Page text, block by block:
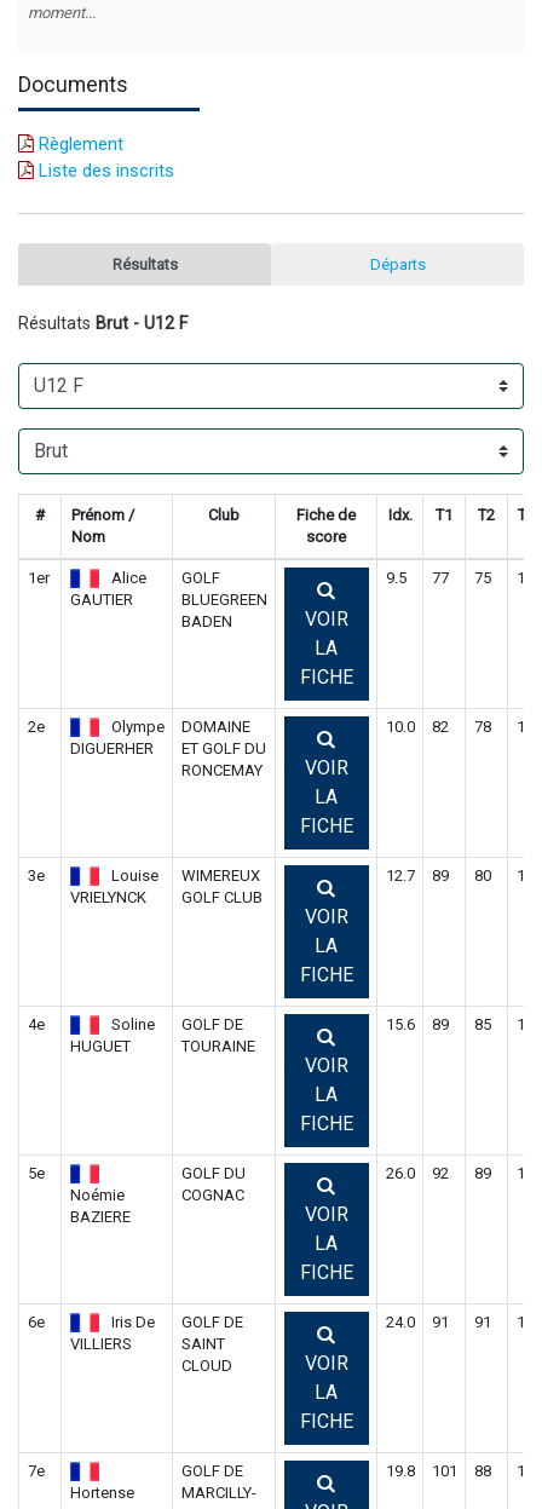
moment...
Documents
Règlement
Liste des inscrits
Résultats Départs
Résultats Brut - U12 F
#
Prénom /
Nom
Club
Fiche de
score
Idx. T1 T2
1er
Alice
GAUTIER
GOLF
BLUEGREEN
BADEN
VOIR
LA
FICHE
9.5 77 75 152
2e
Olympe
DIGUERHER
DOMAINE
ET GOLF DU
RONCEMAY
VOIR
LA
FICHE
10.0 82 78 160
3e
Louise
VRIELYNCK
WIMEREUX
GOLF CLUB
VOIR
LA
FICHE
12.7 89 80 169
4e
Soline
HUGUET
GOLF DE
TOURAINE
VOIR
LA
FICHE
15.6 89 85 174
5e
Noémie
BAZIERE
GOLF DU
COGNAC
VOIR
LA
FICHE
26.0 92 89 181
6e
Iris De
VILLIERS
GOLF DE
SAINT
CLOUD
VOIR
LA
FICHE
24.0 91 91 182
7e
Hortense
GOLF DE
MARCILLY-
19.8 101 88 189